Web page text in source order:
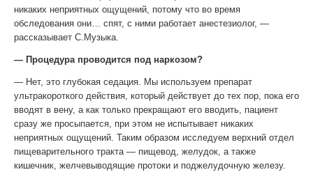
никаких неприятных ощущений, потому что во время
обследования они… спят, с ними работает анестезиолог, —
рассказывает С.Музыка.
— Процедура проводится под наркозом?
— Нет, это глубокая седация. Мы используем препарат
ультракороткого действия, который действует до тех пор, пока его
вводят в вену, а как только прекращают его вводить, пациент
сразу же просыпается, при этом не испытывает никаких
неприятных ощущений. Таким образом исследуем верхний отдел
пищеварительного тракта — пищевод, желудок, а также
кишечник, желчевыводящие протоки и поджелудочную железу.